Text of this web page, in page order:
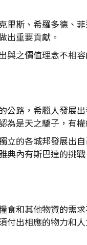
里斯、希羅多德、
出重要貢獻。
與之價值理念不相
公路，希臘人發展
是天之驕子，有權
立的各城邦發展出
內有斯巴達的挑戰
食和其他物資的需
付出相應的物力和